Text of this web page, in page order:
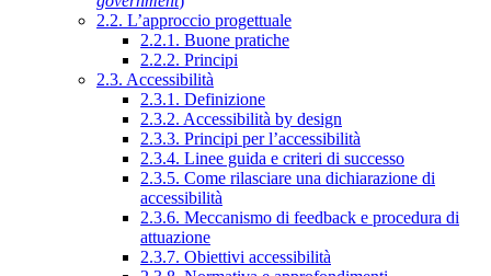
2.2. L’approccio progettuale
2.2.1. Buone pratiche
2.2.2. Principi
2.3. Accessibilità
2.3.1. Definizione
2.3.2. Accessibilità by design
2.3.3. Principi per l’accessibilità
2.3.4. Linee guida e criteri di successo
2.3.5. Come rilasciare una dichiarazione di
accessibilità
2.3.6. Meccanismo di feedback e procedura di
attuazione
2.3.7. Obiettivi accessibilità